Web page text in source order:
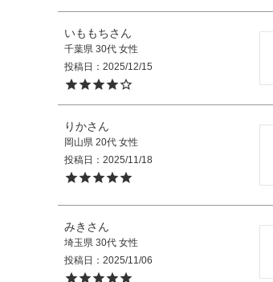
いももち
千葉県 30代 女性
投稿日
2025/12/15
りか
岡山県 20代 女性
投稿日
2025/11/18
みき
埼玉県 30代 女性
投稿日
2025/11/06